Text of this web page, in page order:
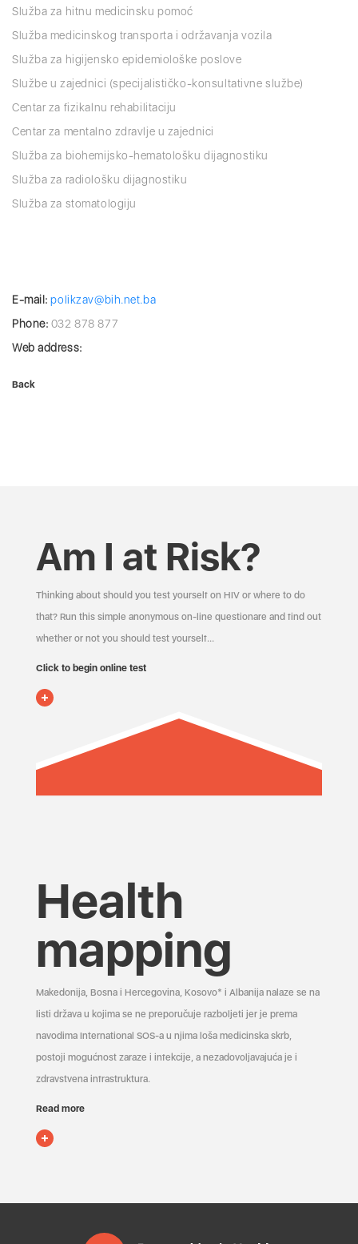
Služba za hitnu medicinsku pomoć
Služba medicinskog transporta i održavanja vozila
Služba za higijensko epidemiološke poslove
Službe u zajednici (specijalističko-konsultativne službe)
Centar za fizikalnu rehabilitaciju
Centar za mentalno zdravlje u zajednici
Služba za biohemijsko-hematološku dijagnostiku
Služba za radiološku dijagnostiku
Služba za stomatologiju
E-mail: polikzav@bih.net.ba
Phone: 032 878 877
Web address:
Back
Am I at Risk?
Thinking about should you test yourself on HIV or where to do
that? Run this simple anonymous on-line questionare and find out
whether or not you should test yourself…
Click to begin online test
Health
mapping
Makedonija, Bosna i Hercegovina, Kosovo* i Albanija nalaze se na
listi država u kojima se ne preporučuje razboljeti jer je prema
navodima International SOS-a u njima loša medicinska skrb,
postoji mogućnost zaraze i infekcije, a nezadovoljavajuća je i
zdravstvena infrastruktura.
Read more